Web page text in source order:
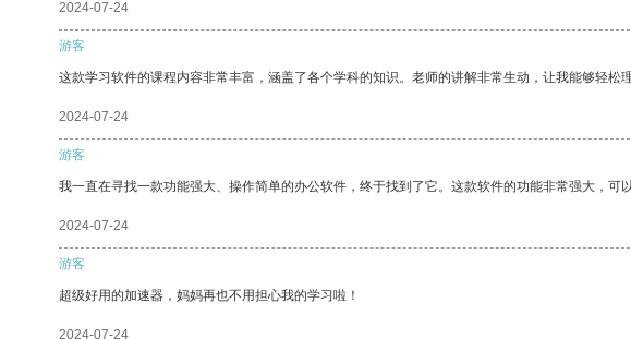
2024-07-24
游客
这款学习软件的课程内容非常丰富，涵盖了各个学科的知识。老师的讲解非常生动，让我能够轻松理
2024-07-24
游客
我一直在寻找一款功能强大、操作简单的办公软件，终于找到了它。这款软件的功能非常强大，可
2024-07-24
游客
超级好用的加速器，妈妈再也不用担心我的学习啦！
2024-07-24